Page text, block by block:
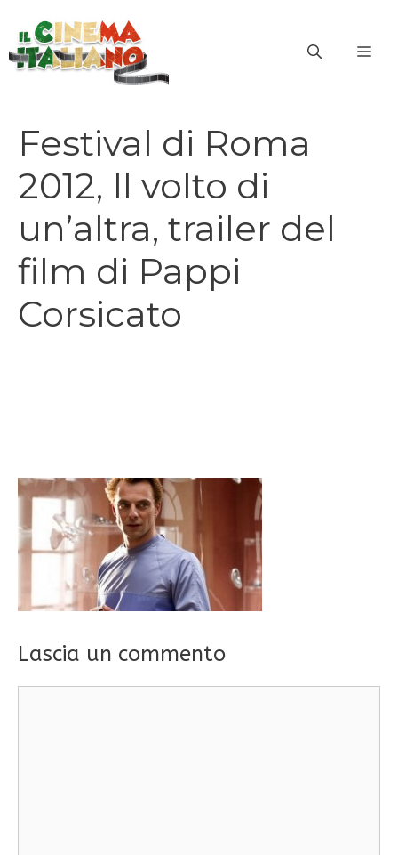
contenuto
Festival di Roma
2012, Il volto di
un’altra, trailer del
film di Pappi
Corsicato
Lascia un commento